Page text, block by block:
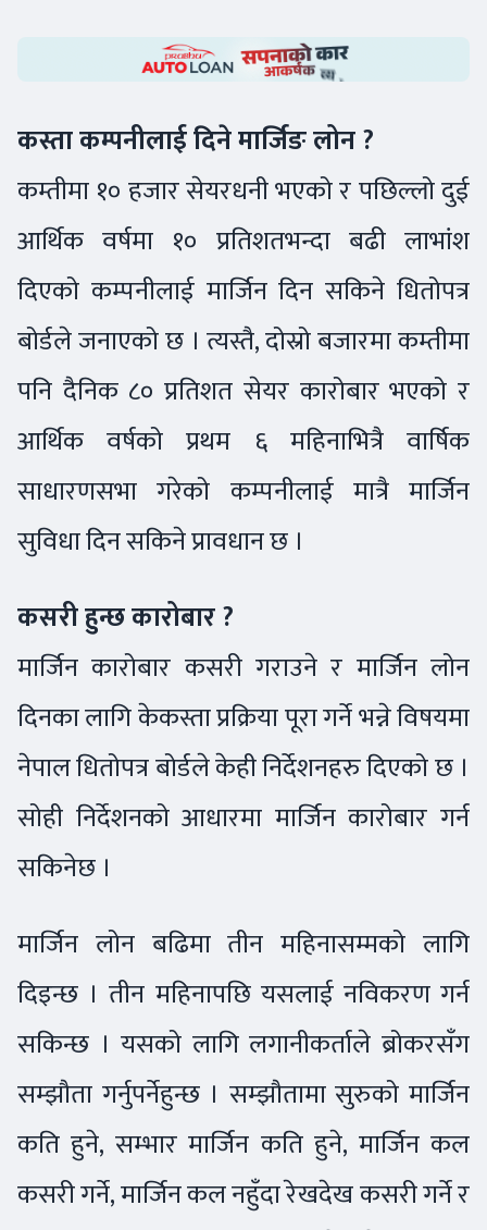
कस्ता कम्पनीलाई दिने मार्जिङ लोन ?
कम्तीमा १० हजार सेयरधनी भएको र पछिल्लो दुई
आर्थिक वर्षमा १० प्रतिशतभन्दा बढी लाभांश
दिएको कम्पनीलाई मार्जिन दिन सकिने धितोपत्र
बोर्डले जनाएको छ । त्यस्तै, दोस्रो बजारमा कम्तीमा
पनि दैनिक ८० प्रतिशत सेयर कारोबार भएको र
आर्थिक वर्षको प्रथम ६ महिनाभित्रै वार्षिक
साधारणसभा गरेको कम्पनीलाई मात्रै मार्जिन
सुविधा दिन सकिने प्रावधान छ ।
कसरी हुन्छ कारोबार ?
मार्जिन कारोबार कसरी गराउने र मार्जिन लोन
दिनका लागि केकस्ता प्रक्रिया पूरा गर्ने भन्ने विषयमा
नेपाल धितोपत्र बोर्डले केही निर्देशनहरु दिएको छ ।
सोही निर्देशनको आधारमा मार्जिन कारोबार गर्न
सकिनेछ ।
मार्जिन लोन बढिमा तीन महिनासम्मको लागि
दिइन्छ । तीन महिनापछि यसलाई नविकरण गर्न
सकिन्छ । यसको लागि लगानीकर्ताले ब्रोकरसँग
सम्झौता गर्नुपर्नेहुन्छ । सम्झौतामा सुरुको मार्जिन
कति हुने, सम्भार मार्जिन कति हुने, मार्जिन कल
कसरी गर्ने, मार्जिन कल नहुँदा रेखदेख कसरी गर्ने र